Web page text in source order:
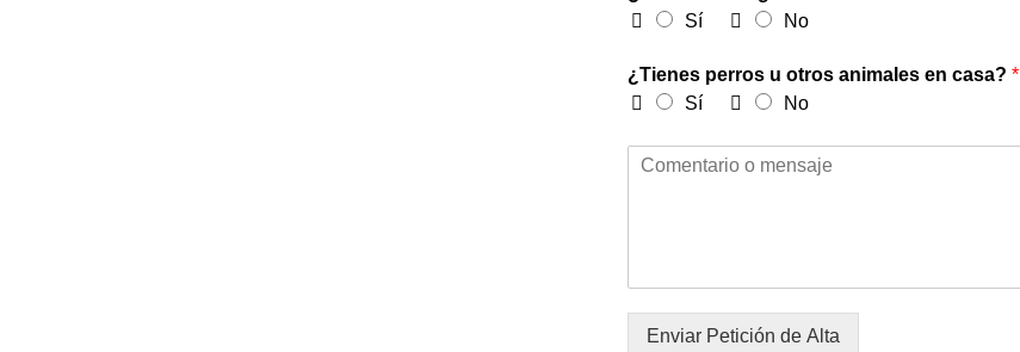
Sí
No
¿Tienes perros u otros animales en casa?*
Sí
No
Enviar Petición de Alta